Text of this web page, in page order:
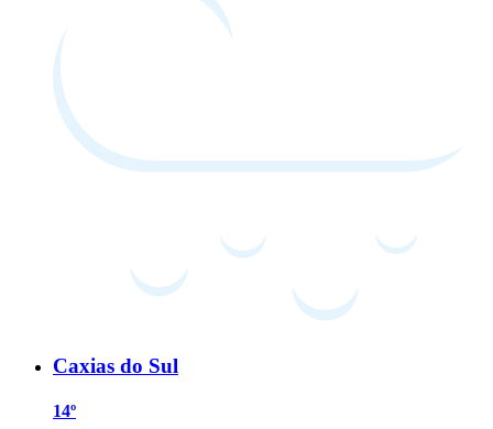
Caxias do Sul
14º